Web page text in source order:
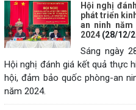
Hội nghị
phát triển
an ninh
2024 (28/12/
Sáng ngày
Hội nghị đánh giá kết quả thực
hội, đảm bảo quốc phòng-an
năm 2024.